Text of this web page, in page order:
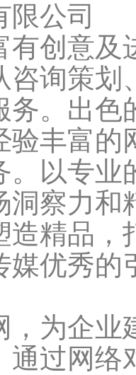
限公司
有创意
咨询策划
务。出色
验丰富的
。以专
洞察力
造精品
媒优秀的
，为企业
通过网络